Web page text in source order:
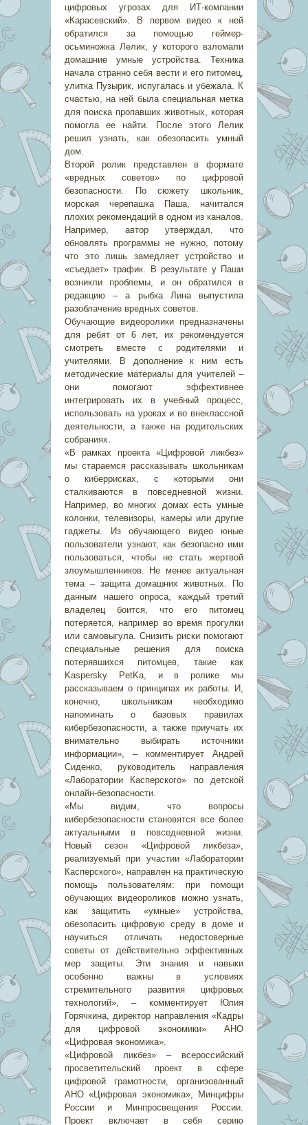
цифровых угрозах для ИТ-компании
«Карасевский». В первом видео к ней
обратился за помощью геймер-
осьминожка Лелик, у которого взломали
домашние умные устройства. Техника
начала странно себя вести и его питомец,
улитка Пузырик, испугалась и убежала. К
счастью, на ней была специальная метка
для поиска пропавших животных, которая
помогла ее найти. После этого Лелик
решил узнать, как обезопасить умный
дом.
Второй ролик представлен в формате
«вредных советов» по цифровой
безопасности. По сюжету школьник,
морская черепашка Паша, начитался
плохих рекомендаций в одном из каналов.
Например, автор утверждал, что
обновлять программы не нужно, потому
что это лишь замедляет устройство и
«съедает» трафик. В результате у Паши
возникли проблемы, и он обратился в
редакцию – а рыбка Лина выпустила
разоблачение вредных советов.
Обучающие видеоролики предназначены
для ребят от 6 лет, их рекомендуется
смотреть вместе с родителями и
учителями. В дополнение к ним есть
методические материалы для учителей –
они помогают эффективнее
интегрировать их в учебный процесс,
использовать на уроках и во внеклассной
деятельности, а также на родительских
собраниях.
«В рамках проекта «Цифровой ликбез»
мы стараемся рассказывать школьникам
о киберрисках, с которыми они
сталкиваются в повседневной жизни.
Например, во многих домах есть умные
колонки, телевизоры, камеры или другие
гаджеты. Из обучающего видео юные
пользователи узнают, как безопасно ими
пользоваться, чтобы не стать жертвой
злоумышленников. Не менее актуальная
тема – защита домашних животных. По
данным нашего опроса, каждый третий
владелец боится, что его питомец
потеряется, например во время прогулки
или самовыгула. Снизить риски помогают
специальные решения для поиска
потерявшихся питомцев, такие как
Kaspersky PetKa, и в ролике мы
рассказываем о принципах их работы. И,
конечно, школьникам необходимо
напоминать о базовых правилах
кибербезопасности, а также приучать их
внимательно выбирать источники
информации», – комментирует Андрей
Сиденко, руководитель направления
«Лаборатории Касперского» по детской
онлайн-безопасности.
«Мы видим, что вопросы
кибербезопасности становятся все более
актуальными в повседневной жизни.
Новый сезон «Цифровой ликбеза»,
реализуемый при участии «Лаборатории
Касперского», направлен на практическую
помощь пользователям: при помощи
обучающих видеороликов можно узнать,
как защитить «умные» устройства,
обезопасить цифровую среду в доме и
научиться отличать недостоверные
советы от действительно эффективных
мер защиты. Эти знания и навыки
особенно важны в условиях
стремительного развития цифровых
технологий», – комментирует Юлия
Горячкина, директор направления «Кадры
для цифровой экономики» АНО
«Цифровая экономика».
«Цифровой ликбез» – всероссийский
просветительский проект в сфере
цифровой грамотности, организованный
АНО «Цифровая экономика», Минцифры
России и Минпросвещения России.
Проект включает в себя серию